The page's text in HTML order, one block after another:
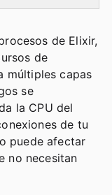
de Elixir,
de
múltiples capas
se
la CPU del
de tu
puede afectar
no necesitan